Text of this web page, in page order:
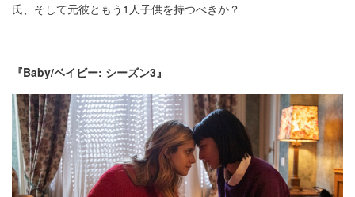
氏、そして元彼ともう1人子供を持つべきか？
『Baby/ベイビー: シーズン3』